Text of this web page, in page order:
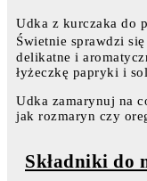
Udka z kurczaka do
Świetnie sprawdzi się
delikatne i
łyżeczkę papryki i
Udka zamarynuj na
jak rozmaryn czy
Składniki do